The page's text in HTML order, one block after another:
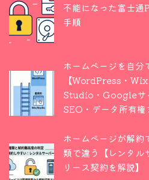
不能になった富士通
手順
ホームページを自分
【WordPress・
Studio・Googleサ
SEO・データ所有権
ホームページが解
類で違う【レンタル
リース契約を解説】